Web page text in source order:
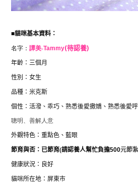
■貓咪基本資料：
名字： 譚美-Tammy(待認養)
年齡：三個月
性別：女生
品種：米克斯
個性：活潑、乖巧、熟悉後愛撒嬌、熟悉後愛
聰明、善解人意
外觀特色：重點色、藍眼
節育與否：已節育(請認養人幫忙負擔500元節
健康狀況：良好
貓咪所在地：屏東市